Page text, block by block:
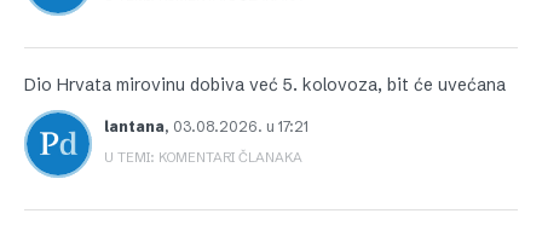
Dio Hrvata mirovinu dobiva već 5. kolovoza, bit će uvećana
lantana, 03.08.2026. u 17:21
U TEMI: KOMENTARI ČLANAKA